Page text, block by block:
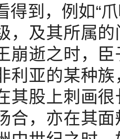
得到，例如“
，及其所属
崩逝之时，
利亚的某种
其股上刺画
合，亦在其